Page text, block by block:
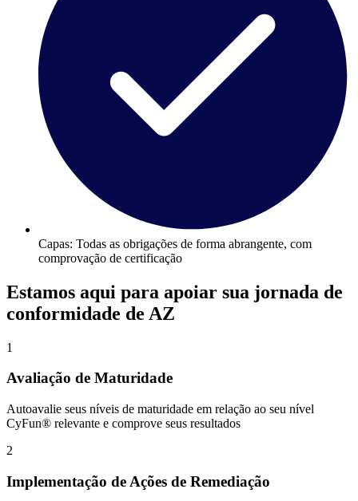
Capas: Todas as obrigações de forma abrangente, com
comprovação de certificação
Estamos aqui para apoiar sua jornada de
conformidade de AZ
1
Avaliação de Maturidade
Autoavalie seus níveis de maturidade em relação ao seu nível
CyFun® relevante e comprove seus resultados
2
Implementação de Ações de Remediação